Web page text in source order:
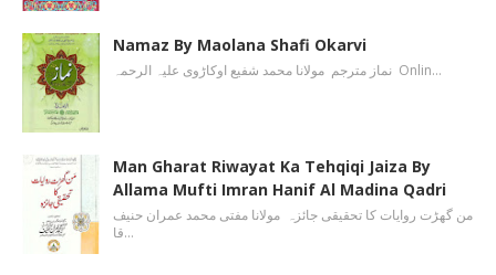
Namaz By Maolana Shafi Okarvi
نماز مترجم مولانا محمد شفیع اوکاڑوی علیہ الرحمہ Onlin…
Man Gharat Riwayat Ka Tehqiqi Jaiza By
Allama Mufti Imran Hanif Al Madina Qadri
من گھڑت روایات کا تحقیقی جائزہ مولانا مفتی محمد عمران حنیف
قا…